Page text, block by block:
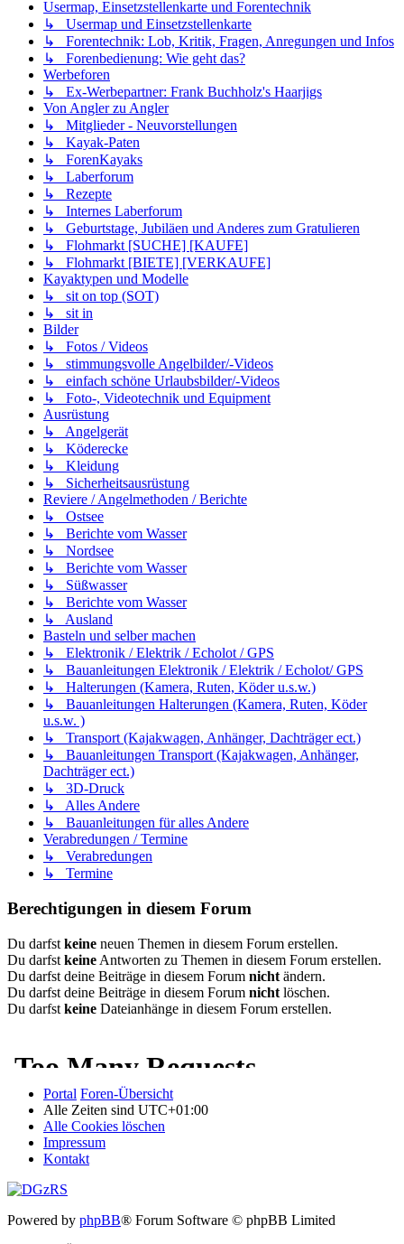
Usermap, Einsetzstellenkarte und Forentechnik
↳ Usermap und Einsetzstellenkarte
↳ Forentechnik: Lob, Kritik, Fragen, Anregungen und Infos
↳ Forenbedienung: Wie geht das?
Werbeforen
↳ Ex-Werbepartner: Frank Buchholz's Haarjigs
Von Angler zu Angler
↳ Mitglieder - Neuvorstellungen
↳ Kayak-Paten
↳ ForenKayaks
↳ Laberforum
↳ Rezepte
↳ Internes Laberforum
↳ Geburtstage, Jubiläen und Anderes zum Gratulieren
↳ Flohmarkt [SUCHE] [KAUFE]
↳ Flohmarkt [BIETE] [VERKAUFE]
Kayaktypen und Modelle
↳ sit on top (SOT)
↳ sit in
Bilder
↳ Fotos / Videos
↳ stimmungsvolle Angelbilder/-Videos
↳ einfach schöne Urlaubsbilder/-Videos
↳ Foto-, Videotechnik und Equipment
Ausrüstung
↳ Angelgerät
↳ Köderecke
↳ Kleidung
↳ Sicherheitsausrüstung
Reviere / Angelmethoden / Berichte
↳ Ostsee
↳ Berichte vom Wasser
↳ Nordsee
↳ Berichte vom Wasser
↳ Süßwasser
↳ Berichte vom Wasser
↳ Ausland
Basteln und selber machen
↳ Elektronik / Elektrik / Echolot / GPS
↳ Bauanleitungen Elektronik / Elektrik / Echolot/ GPS
↳ Halterungen (Kamera, Ruten, Köder u.s.w.)
↳ Bauanleitungen Halterungen (Kamera, Ruten, Köder
u.s.w. )
↳ Transport (Kajakwagen, Anhänger, Dachträger ect.)
↳ Bauanleitungen Transport (Kajakwagen, Anhänger,
Dachträger ect.)
↳ 3D-Druck
↳ Alles Andere
↳ Bauanleitungen für alles Andere
Verabredungen / Termine
↳ Verabredungen
↳ Termine
Berechtigungen in diesem Forum
Du darfst keine neuen Themen in diesem Forum erstellen.
Du darfst keine Antworten zu Themen in diesem Forum erstellen.
Du darfst deine Beiträge in diesem Forum nicht ändern.
Du darfst deine Beiträge in diesem Forum nicht löschen.
Du darfst keine Dateianhänge in diesem Forum erstellen.
Portal Foren-Übersicht
Alle Zeiten sind UTC+01:00
Alle Cookies löschen
Impressum
Kontakt
Powered by phpBB® Forum Software © phpBB Limited